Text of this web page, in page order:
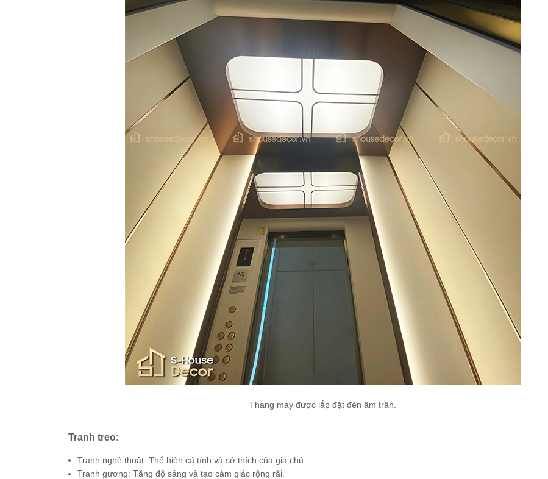
Thang máy được lắp đặt đèn âm trần.
Tranh treo:
Tranh nghệ thuật: Thể hiện cá tính và sở thích của gia chủ.
Tranh gương: Tăng độ sáng và tạo cảm giác rộng rãi.